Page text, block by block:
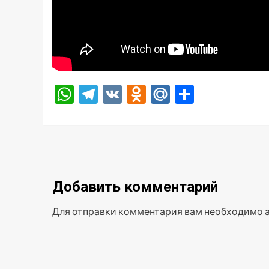
WhatsApp
Telegram
VK Odnoklassniki
Mail.Ru
Добавить комментарий
Для отправки комментария вам необходимо